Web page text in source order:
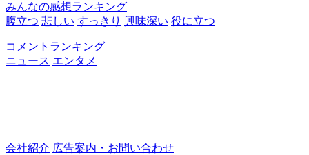
みんなの感想ランキング
腹立つ 悲しい すっきり 興味深い 役に立つ
コメントランキング
ニュース エンタメ
会社紹介 広告案内・お問い合わせ